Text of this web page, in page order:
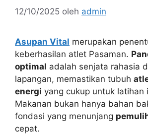
12/10/2025 oleh admin
Asupan Vital merupakan
keberhasilan atlet Pasaman.
optimal adalah senjata rahasia
lapangan, memastikan tubuh
energi yang cukup untuk latihan
Makanan bukan hanya bahan
fondasi yang menunjang
cepat.